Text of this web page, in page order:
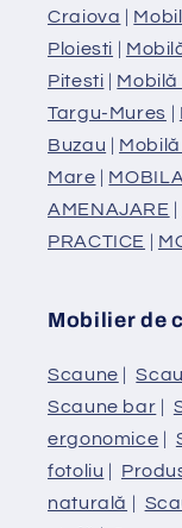
Craiova |
Ploiesti |
Pitesti |
Targu-Mures |
Buzau |
Mare |
AMENAJARE |
PRACTICE |
Mobilier de
Scaune |
Scaune bar |
ergonomice |
fotoliu |
naturală |